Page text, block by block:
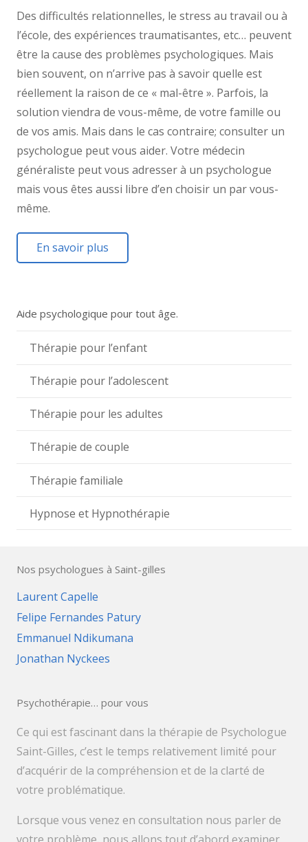
Des difficultés relationnelles, le stress au travail ou à
l’école, des expériences traumatisantes, etc… peuvent
être la cause des problèmes psychologiques. Mais
bien souvent, on n’arrive pas à savoir quelle est
réellement la raison de ce « mal-être ». Parfois, la
solution viendra de vous-même, de votre famille ou
de vos amis. Mais dans le cas contraire; consulter un
psychologue peut vous aider. Votre médecin
généraliste peut vous adresser à un psychologue
mais vous êtes aussi libre d’en choisir un par vous-
même.
En savoir plus
Aide psychologique pour tout âge.
Thérapie pour l’enfant
Thérapie pour l’adolescent
Thérapie pour les adultes
Thérapie de couple
Thérapie familiale
Hypnose et Hypnothérapie
Nos psychologues à Saint-gilles
Laurent Capelle
Felipe Fernandes Patury
Emmanuel Ndikumana
Jonathan Nyckees
Psychothérapie… pour vous
Ce qui est fascinant dans la thérapie de Psychologue
Saint-Gilles, c’est le temps relativement limité pour
d’acquérir de la compréhension et de la clarté de
votre problématique.
Lorsque vous venez en consultation nous parler de